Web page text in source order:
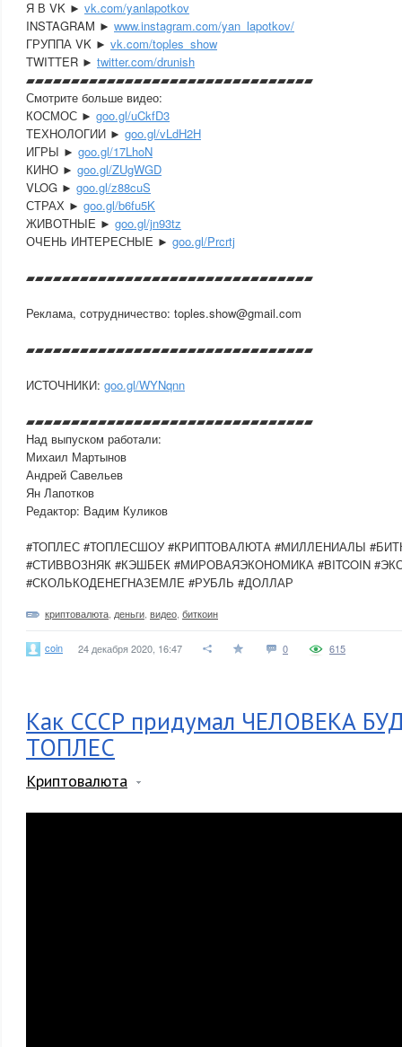
Я В VK ► vk.com/yanlapotkov
INSTAGRAM ► www.instagram.com/yan_lapotkov/
ГРУППА VK ► vk.com/toples_show
TWITTER ► twitter.com/drunish
▰▰▰▰▰▰▰▰▰▰▰▰▰▰▰▰▰▰▰▰▰▰▰▰▰▰▰▰▰▰­▰▰
Смотрите больше видео:
КОСМОС ► goo.gl/uCkfD3
ТЕХНОЛОГИИ ► goo.gl/vLdH2H
ИГРЫ ► goo.gl/17LhoN
КИНО ► goo.gl/ZUgWGD
VLOG ► goo.gl/z88cuS
СТРАХ ► goo.gl/b6fu5K
ЖИВОТНЫЕ ► goo.gl/jn93tz
ОЧЕНЬ ИНТЕРЕСНЫЕ ► goo.gl/Prcrtj
▰▰▰▰▰▰▰▰▰▰▰▰▰▰▰▰▰▰▰▰▰▰▰▰▰▰▰▰▰▰­▰▰
Реклама, сотрудничество: toples.show@gmail.com
▰▰▰▰▰▰▰▰▰▰▰▰▰▰▰▰▰▰▰▰▰▰▰▰▰▰▰▰▰▰­▰▰
ИСТОЧНИКИ: goo.gl/WYNqnn
▰▰▰▰▰▰▰▰▰▰▰▰▰▰▰▰▰▰▰▰▰▰▰▰▰▰▰▰▰▰­▰▰
Над выпуском работали:
Михаил Мартынов
Андрей Савельев
Ян Лапотков
Редактор: Вадим Куликов
#ТОПЛЕС #ТОПЛЕСШОУ #КРИПТОВАЛЮТА #МИЛЛЕНИАЛЫ
#СТИВВОЗНЯК #КЭШБЕК #МИРОВАЯЭКОНОМИКА #BITCOIN
#СКОЛЬКОДЕНЕГНАЗЕМЛЕ #РУБЛЬ #ДОЛЛАР
криптовалюта деньги видео биткоин
coin 24 декабря 2020, 16:47 0 615
Как СССР придумал ЧЕЛОВЕКА
ТОПЛЕС
Криптовалюта